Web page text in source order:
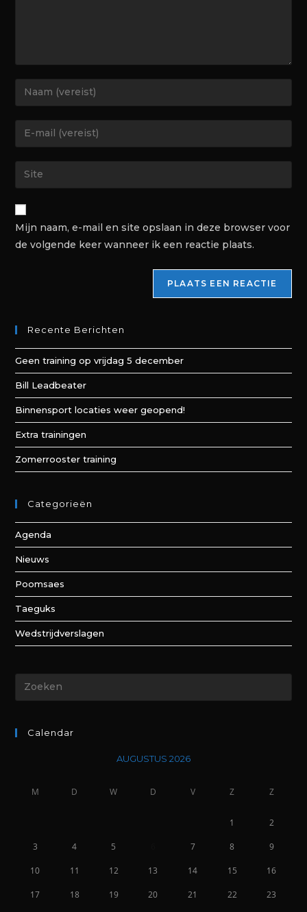
Mijn naam, e-mail en site opslaan in deze browser voor
de volgende keer wanneer ik een reactie plaats.
Recente Berichten
Geen training op vrijdag 5 december
Bill Leadbeater
Binnensport locaties weer geopend!
Extra trainingen
Zomerrooster training
Categorieën
Agenda
Nieuws
Poomsaes
Taeguks
Wedstrijdverslagen
Calendar
AUGUSTUS 2026
M D W D V Z Z
1 2
3 4 5 7 8 9
10 11 12 13 14 15 16
17 18 19 20 21 22 23